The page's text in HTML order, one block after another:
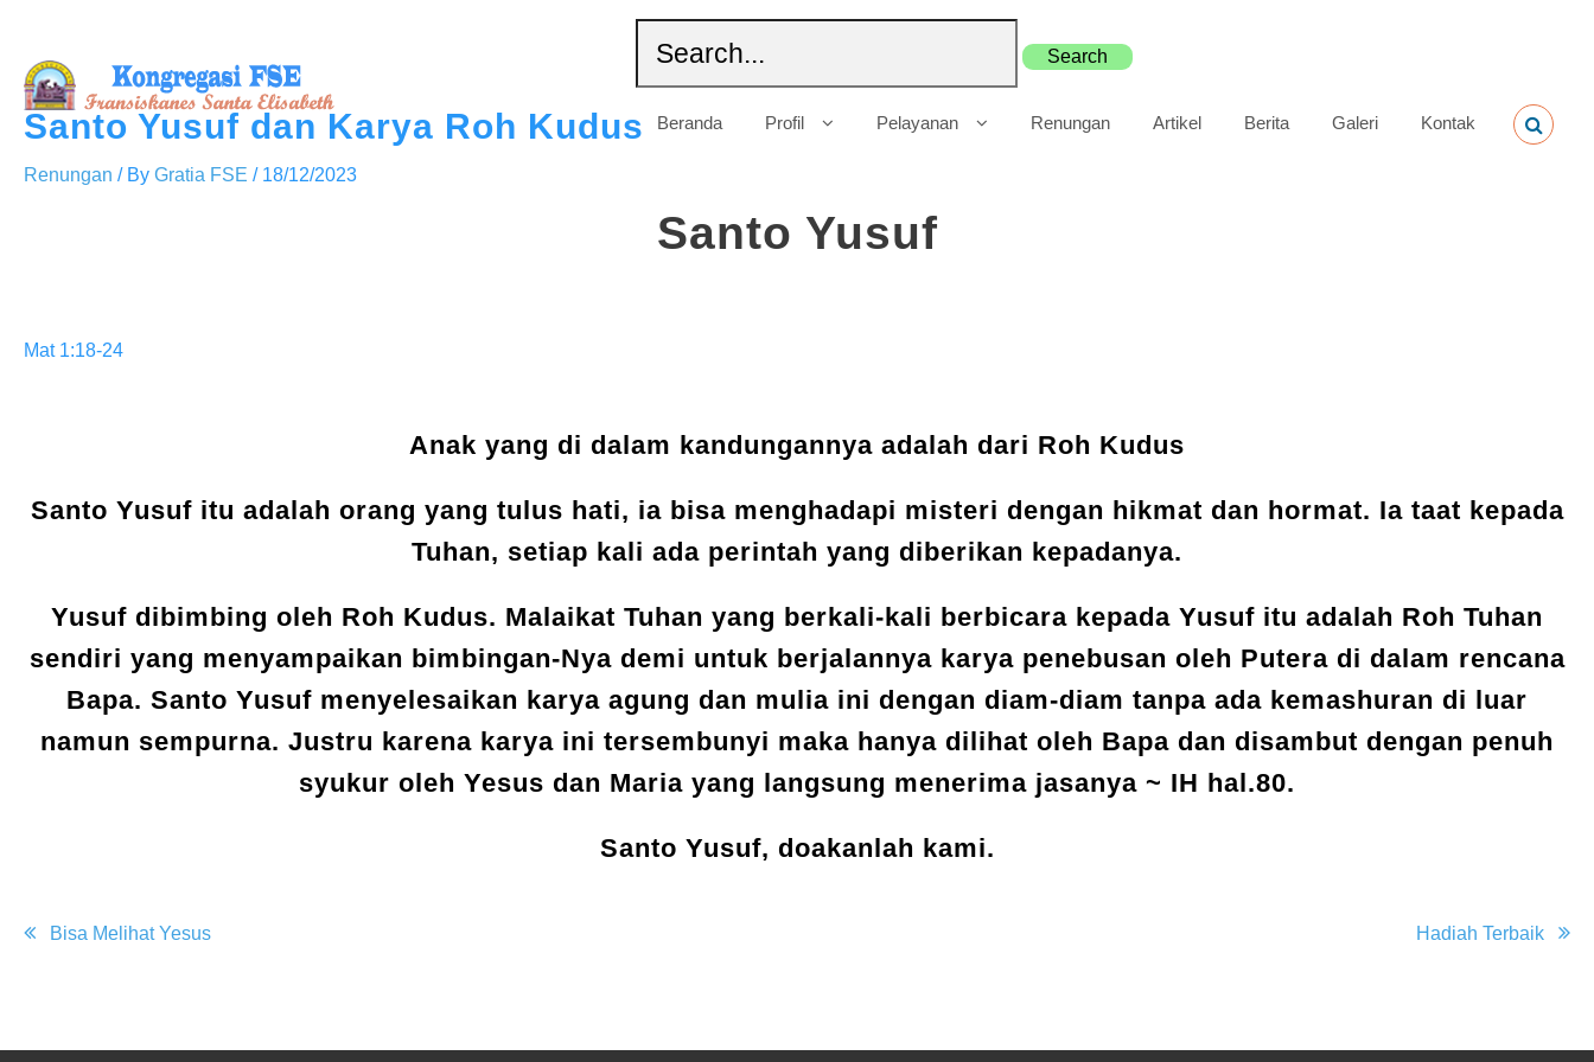
content
Beranda Profil Pelayanan Renungan Artikel Berita Galeri Kontak
Santo Yusuf dan Karya Roh Kudus
Renungan / By Gratia FSE / 18/12/2023
Santo Yusuf
Mat 1:18-24
Anak yang di dalam kandungannya adalah dari Roh Kudus
Santo Yusuf itu adalah orang yang tulus hati, ia bisa menghadapi misteri dengan hikmat dan hormat. Ia taat kepada
Tuhan, setiap kali ada perintah yang diberikan kepadanya.
Yusuf dibimbing oleh Roh Kudus. Malaikat Tuhan yang berkali-kali berbicara kepada Yusuf itu adalah Roh Tuhan
sendiri yang menyampaikan bimbingan-Nya demi untuk berjalannya karya penebusan oleh Putera di dalam rencana
Bapa. Santo Yusuf menyelesaikan karya agung dan mulia ini dengan diam-diam tanpa ada kemashuran di luar
namun sempurna. Justru karena karya ini tersembunyi maka hanya dilihat oleh Bapa dan disambut dengan penuh
syukur oleh Yesus dan Maria yang langsung menerima jasanya ~ IH hal.80.
Santo Yusuf, doakanlah kami.
Post
Bisa Melihat Yesus Hadiah Terbaik